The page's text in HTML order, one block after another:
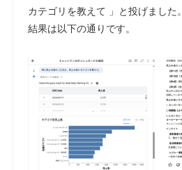
カテゴリを教えて 」と投げました。
結果は以下の通りです。